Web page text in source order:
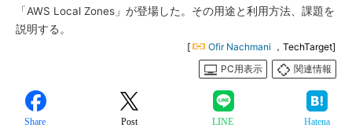
「AWS Local Zones」が登場した。その用途と利用方法、課題を
説明する。
[ Ofir Nachmani ，TechTarget]
PC用表示
関連情報
Share Post LINE Hatena